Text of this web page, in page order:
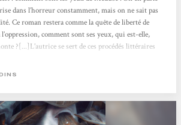
dans l’horreur constamment, mais on ne sait pas
Ce roman restera comme la quête de liberté de
comment sont ses yeux, qui est-elle,
?[...]L’autrice se sert de ces procédés littéraires
déjà insupportable, quelle vie est...